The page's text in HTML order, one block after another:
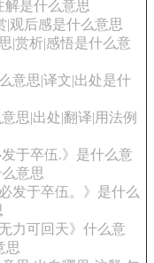
解是什么意思
|观后感是什么意思
|赏析|感悟是什么意
意思|译文|出处是什
思|出处|翻译|用法例
于卒伍.》是什么意
意思
发于卒伍。》是什么
力可回天》什么意
思